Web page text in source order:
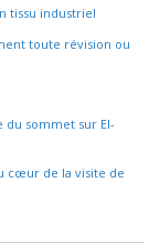
tissu industriel
toute révision ou
sommet sur El-
cœur de la visite de